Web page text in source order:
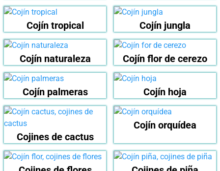
Cojín tropical Cojín jungla
Cojín naturaleza Cojín flor de cerezo
Cojín palmeras Cojín hoja
Cojines de cactus
Cojín orquídea